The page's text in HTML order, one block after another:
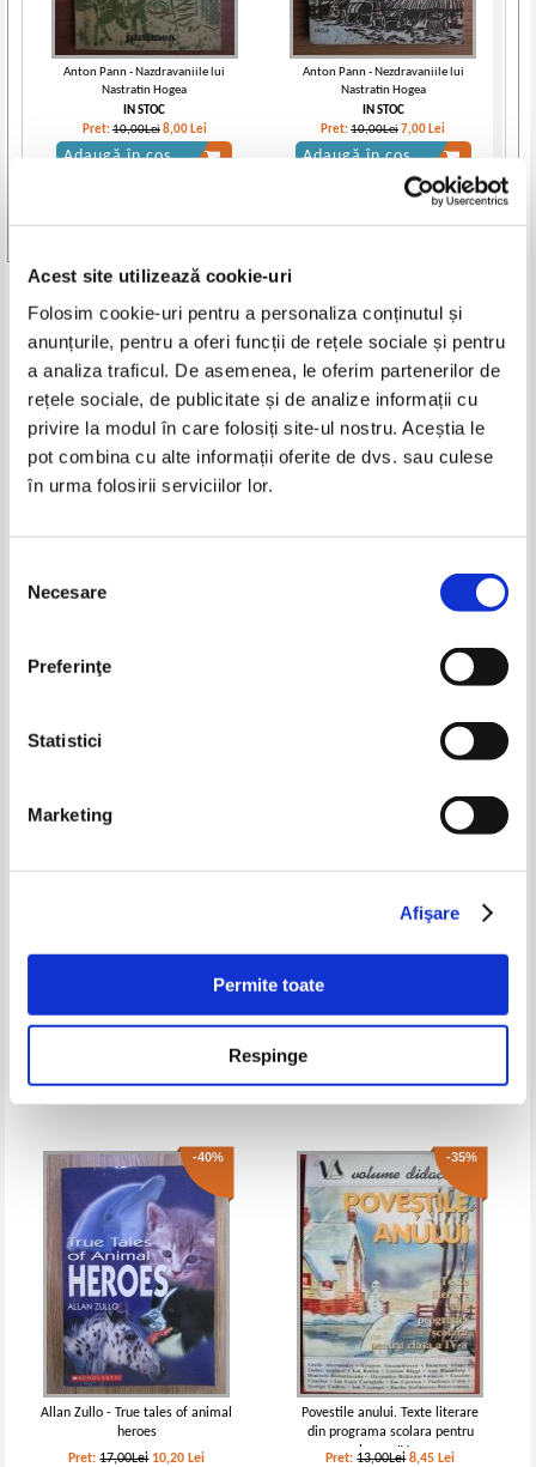
Acest site utilizează cookie-uri
Folosim cookie-uri pentru a personaliza conținutul și
anunțurile, pentru a oferi funcții de rețele sociale și pentru
a analiza traficul. De asemenea, le oferim partenerilor de
rețele sociale, de publicitate și de analize informații cu
privire la modul în care folosiți site-ul nostru. Aceștia le
pot combina cu alte informații oferite de dvs. sau culese
în urma folosirii serviciilor lor.
consimțământului
Necesare
Preferinţe
Statistici
Marketing
Afişare
Permite toate
Respinge
Anton Pann - Nazdravaniile lui
Nastratin Hogea
IN STOC
Pret:10,00Lei 8,00 Lei
Adaugă în coș
Anton Pann - Nezdravaniile lui
Nastratin Hogea
IN STOC
Pret:10,00Lei 7,00 Lei
Adaugă în coș
Anton Pann - Din nazdravaniile lui
Nastratin Hogea
Pret:10,00Lei
Pret:10,00Lei
Anton Pann - Din nazdravaniile lui
Nastratin Hogea
Anton Pann - Din nazdravaniile lui
Nastratin Hogea
Produse din aceeasi categorie
Adaugă în coș
Mario Ramos - Eu sunt cel mai
Adaugă în coș
-40%
Matematica si explorarea
Adaugă în coș
-40%
Allan Zullo - True tales of animal
heroes
Pret:17,00Lei 10,20 Lei
-35%
Povestile anului. Texte literare
din programa scolara pentru
clasa a IV - a
Pret:13,00Lei 8,45 Lei